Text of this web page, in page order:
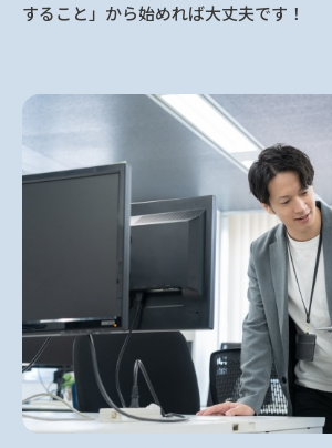
すること」から始めれば大丈夫です！